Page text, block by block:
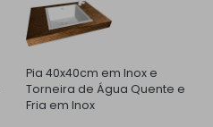
Pia 40x40cm em Inox e
Torneira de Água Quente e
Fria em Inox